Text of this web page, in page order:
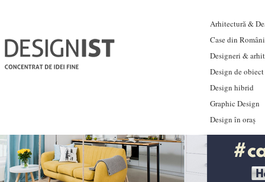
Arhitectură &
Case din
Designeri &
Design de obiect
Design hibrid
Graphic Design
Design în oraș